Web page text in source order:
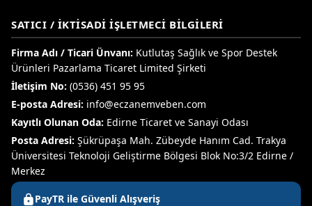
SATICI / İKTISADI İŞLETMECI BILGILERI
Firma Adı / Ticari Ünvanı: Kutlutaş Sağlık ve Spor Destek
Ürünleri Pazarlama Ticaret Limited Şirketi
İletişim No: (0536) 451 95 95
E-posta Adresi: info@eczanemveben.com
Kayıtlı Olunan Oda: Edirne Ticaret ve Sanayi Odası
Posta Adresi: Şükrüpaşa Mah. Zübeyde Hanım Cad. Trakya
Üniversitesi Teknoloji Geliştirme Bölgesi Blok No:3/2 Edirne /
Merkez
PayTR ile Güvenli Alışveriş